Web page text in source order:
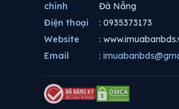
chính
Đà Nẵng
Điện thoại
: 0935373173
Website
:
Email
: